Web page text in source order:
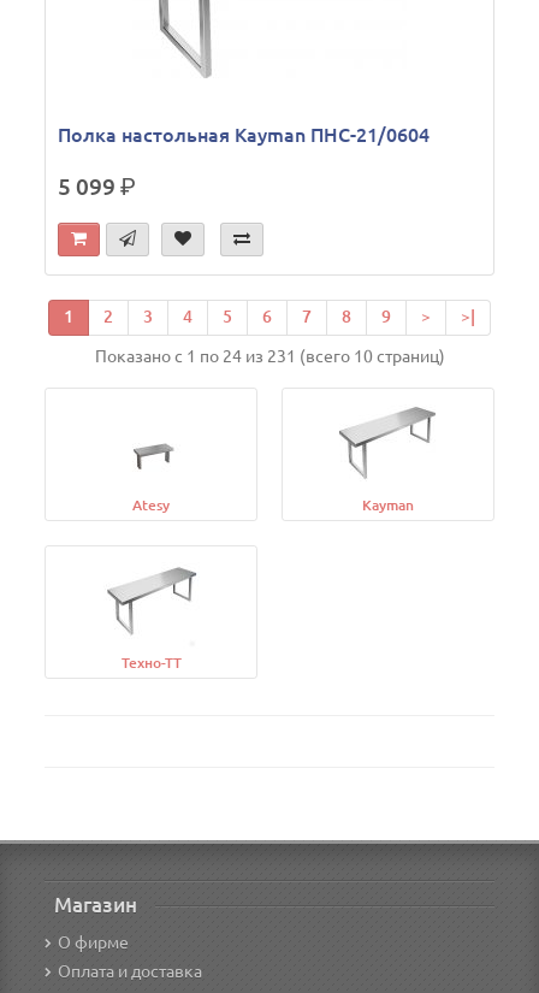
Полка настольная Kayman ПНС-21/0604
5 099р.
1 2 3 4 5 6 7 8 9 > >|
Показано с 1 по 24 из 231 (всего 10 страниц)
Atesy Kayman
Техно-ТТ
Магазин
О фирме
Оплата и доставка